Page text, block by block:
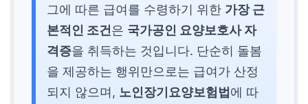
그에 따른 급여를 수령하기 위한 가장 근
본적인 조건은 국가공인 요양보호사 자
격증을 취득하는 것입니다. 단순히 돌봄
을 제공하는 행위만으로는 급여가 산정
되지 않으며, 노인장기요양보험법에 따